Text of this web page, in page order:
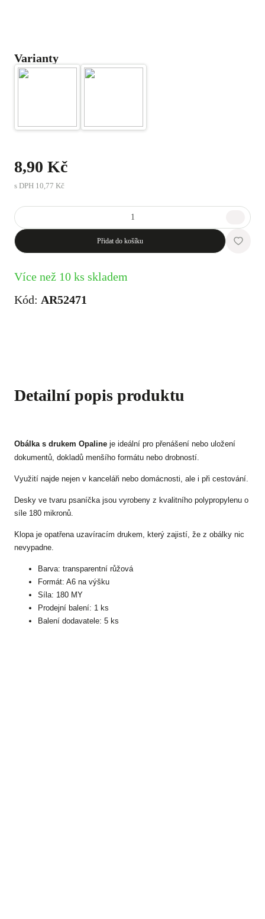
Varianty
8,90 Kč
s DPH 10,77 Kč
Přidat do košíku
Více než 10 ks skladem
Kód: AR52471
Detailní popis produktu
Obálka s drukem Opaline je ideální pro přenášení nebo uložení
dokumentů, dokladů menšího formátu nebo drobností.
Využití najde nejen v kanceláři nebo domácnosti, ale i při cestování.
Desky ve tvaru psaníčka jsou vyrobeny z kvalitního polypropylenu o
síle 180 mikronů.
Klopa je opatřena uzavíracím drukem, který zajistí, že z obálky nic
nevypadne.
Barva: transparentní růžová
Formát: A6 na výšku
Síla: 180 MY
Prodejní balení: 1 ks
Balení dodavatele: 5 ks